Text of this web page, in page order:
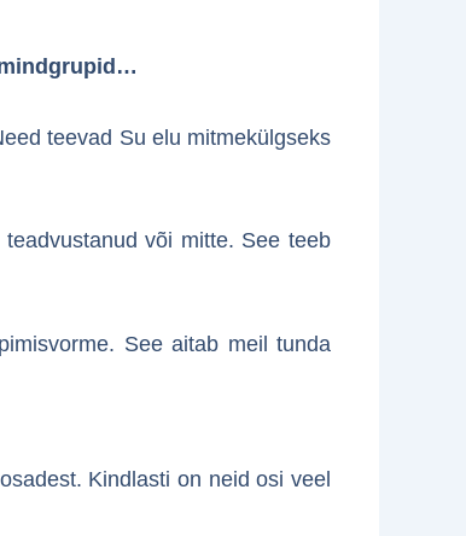
teevad Su elu mitmekülgseks
või mitte. See teeb
See aitab meil tunda
Kindlasti on neid osi veel